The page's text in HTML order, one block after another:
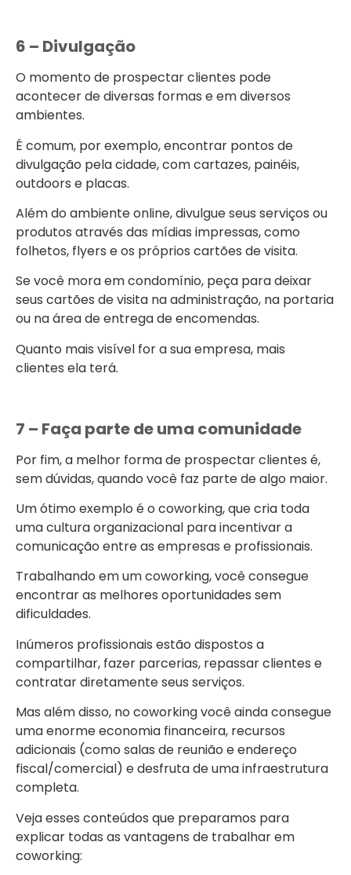
6 – Divulgação
O momento de prospectar clientes pode
acontecer de diversas formas e em diversos
ambientes.
É comum, por exemplo, encontrar pontos de
divulgação pela cidade, com cartazes, painéis,
outdoors e placas.
Além do ambiente online, divulgue seus serviços ou
produtos através das mídias impressas, como
folhetos, flyers e os próprios cartões de visita.
Se você mora em condomínio, peça para deixar
seus cartões de visita na administração, na portaria
ou na área de entrega de encomendas.
Quanto mais visível for a sua empresa, mais
clientes ela terá.
7 – Faça parte de uma comunidade
Por fim, a melhor forma de prospectar clientes é,
sem dúvidas, quando você faz parte de algo maior.
Um ótimo exemplo é o coworking, que cria toda
uma cultura organizacional para incentivar a
comunicação entre as empresas e profissionais.
Trabalhando em um coworking, você consegue
encontrar as melhores oportunidades sem
dificuldades.
Inúmeros profissionais estão dispostos a
compartilhar, fazer parcerias, repassar clientes e
contratar diretamente seus serviços.
Mas além disso, no coworking você ainda consegue
uma enorme economia financeira, recursos
adicionais (como salas de reunião e endereço
fiscal/comercial) e desfruta de uma infraestrutura
completa.
Veja esses conteúdos que preparamos para
explicar todas as vantagens de trabalhar em
coworking: